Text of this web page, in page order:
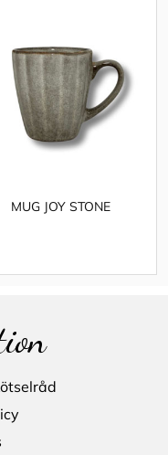
MUG JOY STONE